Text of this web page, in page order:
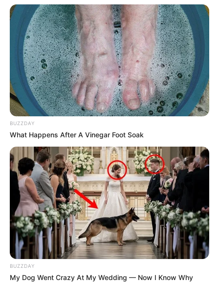
BUZZDAY
What Happens After A Vinegar Foot Soak
BUZZDAY
My Dog Went Crazy At My Wedding — Now I Know Why